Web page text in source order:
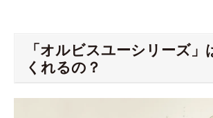
「オルビスユーシリーズ」
くれるの？